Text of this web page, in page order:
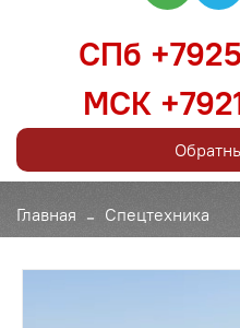
Главная Спецтехника
СПб
МСК